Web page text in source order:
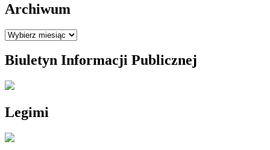
Archiwum
Archiwum
Biuletyn Informacji Publicznej
Legimi